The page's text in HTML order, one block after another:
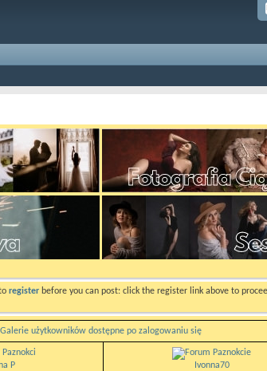
register before you can post: click the register link above to
Galerie użytkowników dostępne po zalogowaniu się
P
Ivonna70